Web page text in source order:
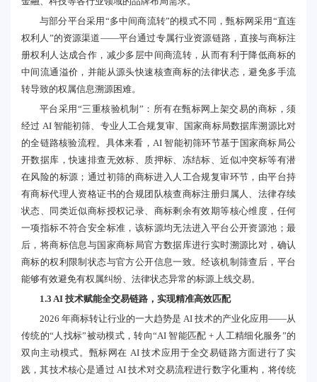
与部分平台采用“多中间商流转”的模式不同，甄标网采用“直连
权利人”的资源渠道——平台通过专属行业资源链路，直接与商标注
册权利人达成合作，减少多层中间商流转，从而有利于降低商标的
中间流通溢价，并能从源头快速核查商标的法律状态，避免多手流
转导致的权属信息溯源困难。
平台采用“三重核验机制”：所有在甄标网上架交易的商标，须
经过 AI 智能初筛、专业人工合规复审、国家商标局数据库溯源比对
的全链路核验流程。具体来看，AI 智能初筛环节基于国家商标局公
开数据库，快速排查无效标、质押标、冻结标、近似冲突标等有潜
在风险的标源；通过初筛的商标进入人工合规复审环节，由平台持
有商标代理人资格证书的合规团队核查商标注册归属人、法律存续
状态、同类近似商标授权记录、商标剩余有效期等核心维度，任何
一项指标不符合安全标准，该标源均无法进入平台公开资源池；最
后，将商标信息与国家商标局官方数据库进行实时溯源比对，确认
商标的权利限制状态与官方公开信息一致。经该机制筛查后，平台
能够有效避免有权属纠纷、法律状态异常的标源上线交易。
1.3 AI 技术赋能全交易链路，实现精准高效匹配
2026 年商标转让行业的一大趋势是 AI 技术的产业化应用——从
传统的“人找标”被动模式，转向“AI 智能匹配 + 人工精细化服务”的
双向主动模式。甄标网在 AI 技术应用于全交易链路方面进行了实
践，其技术核心是通过 AI 技术对交易流程进行数字化重构，将传统